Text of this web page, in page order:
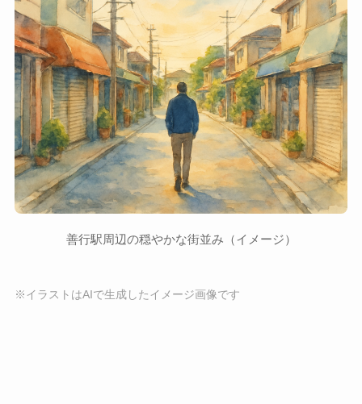
善行駅周辺の穏やかな街並み（イメージ）
※イラストはAIで生成したイメージ画像です